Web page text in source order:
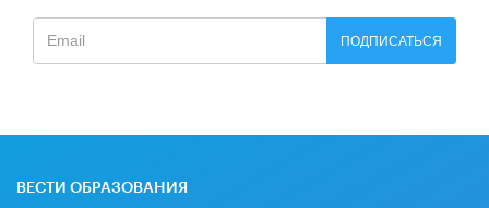
ПОДПИСАТЬСЯ
ВЕСТИ ОБРАЗОВАНИЯ